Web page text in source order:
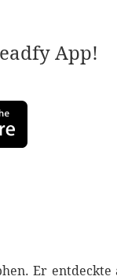
App!
Er entdeckte